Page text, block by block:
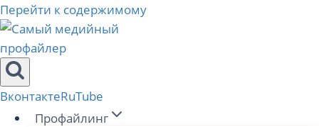
Перейти к содержимому
ВконтактеRuTube
Профайлинг